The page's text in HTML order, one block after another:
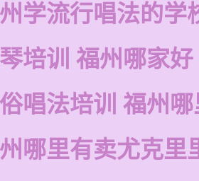
学流行唱法的学
培训 福州哪家好
唱法培训 福州
哪里有卖尤克里